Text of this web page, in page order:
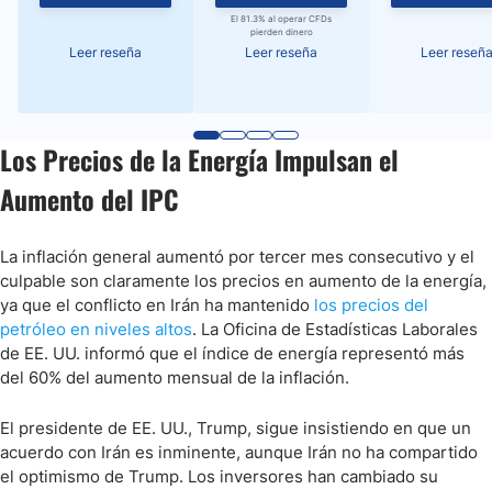
Leer reseña
El 81.3% al operar CFDs
pierden dinero
Leer reseña Leer reseña
Los Precios de la Energía Impulsan el
Aumento del IPC
La inflación general aumentó por tercer mes consecutivo y el
culpable son claramente los precios en aumento de la energía,
ya que el conflicto en Irán ha mantenido los precios del
petróleo en niveles altos. La Oficina de Estadísticas Laborales
de EE. UU. informó que el índice de energía representó más
del 60% del aumento mensual de la inflación.
El presidente de EE. UU., Trump, sigue insistiendo en que un
acuerdo con Irán es inminente, aunque Irán no ha compartido
el optimismo de Trump. Los inversores han cambiado su